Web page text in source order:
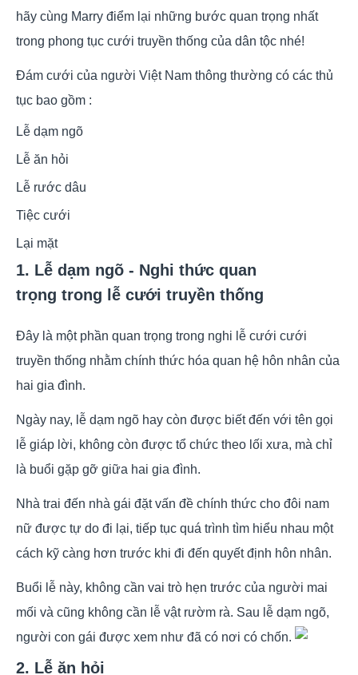
hãy cùng Marry điểm lại những bước quan trọng nhất
trong phong tục cưới truyền thống của dân tộc nhé!
Đám cưới của người Việt Nam thông thường có các thủ
tục bao gồm :
Lễ dạm ngõ
Lễ ăn hỏi
Lễ rước dâu
Tiệc cưới
Lại mặt
1. Lễ dạm ngõ - Nghi thức quan
trọng trong lễ cưới truyền thống
Đây là một phần quan trọng trong nghi lễ cưới cưới
truyền thống nhằm chính thức hóa quan hệ hôn nhân của
hai gia đình.
Ngày nay, lễ dạm ngõ hay còn được biết đến với tên gọi
lễ giáp lời, không còn được tổ chức theo lối xưa, mà chỉ
là buổi gặp gỡ giữa hai gia đình.
Nhà trai đến nhà gái đặt vấn đề chính thức cho đôi nam
nữ được tự do đi lại, tiếp tục quá trình tìm hiểu nhau một
cách kỹ càng hơn trước khi đi đến quyết định hôn nhân.
Buổi lễ này, không cần vai trò hẹn trước của người mai
mối và cũng không cần lễ vật rườm rà. Sau lễ dạm ngõ,
người con gái được xem như đã có nơi có chốn.
2. Lễ ăn hỏi